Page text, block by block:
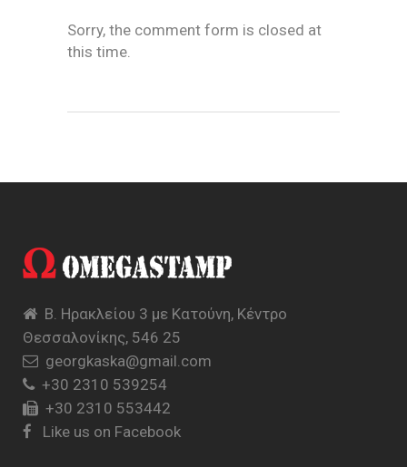
Sorry, the comment form is closed at
this time.
Β. Ηρακλείου 3 με Κατούνη, Κέντρο
Θεσσαλονίκης, 546 25
georgkaska@gmail.com
+30 2310 539254
+30 2310 553442
Like us on Facebook